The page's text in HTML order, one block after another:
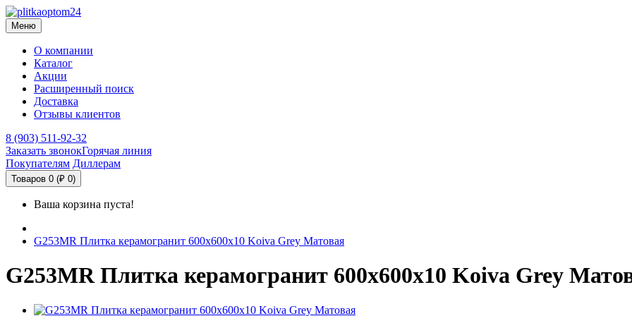
Меню
О компании
Каталог
Акции
Расширенный поиск
Доставка
Отзывы клиентов
8 (903) 511-92-32
Заказать звонокГорячая линия
Покупателям Диллерам
Товаров 0 (₽ 0)
Ваша корзина пуста!
G253MR Плитка керамогранит 600х600х10 Koiva Grey Матовая
G253MR Плитка керамогранит 600х600х10 Koiva Grey